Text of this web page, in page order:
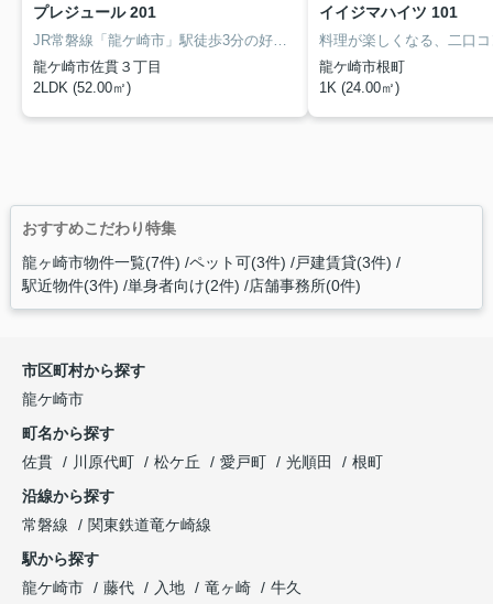
プレジュール 201
龍ケ崎市佐貫３丁目
2LDK (52.00㎡)
イイジマハイツ 101
龍ケ崎市根町
1K (24.00㎡)
おすすめこだわり特集
龍ヶ崎市物件一覧(7件) ペット可(3件) 戸建賃貸(3件)
駅近物件(3件) 単身者向け(2件) 店舗事務所(0件)
市区町村から探す
龍ケ崎市
町名から探す
佐貫
川原代町 松ケ丘 愛戸町 光順田
根町
沿線から探す
常磐線
関東鉄道竜ケ崎線
駅から探す
龍ケ崎市
藤代 入地 竜ヶ崎 牛久